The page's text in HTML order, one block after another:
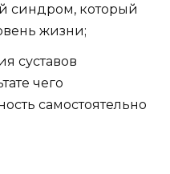
синдром, который
жизни;
суставов
чего
самостоятельно